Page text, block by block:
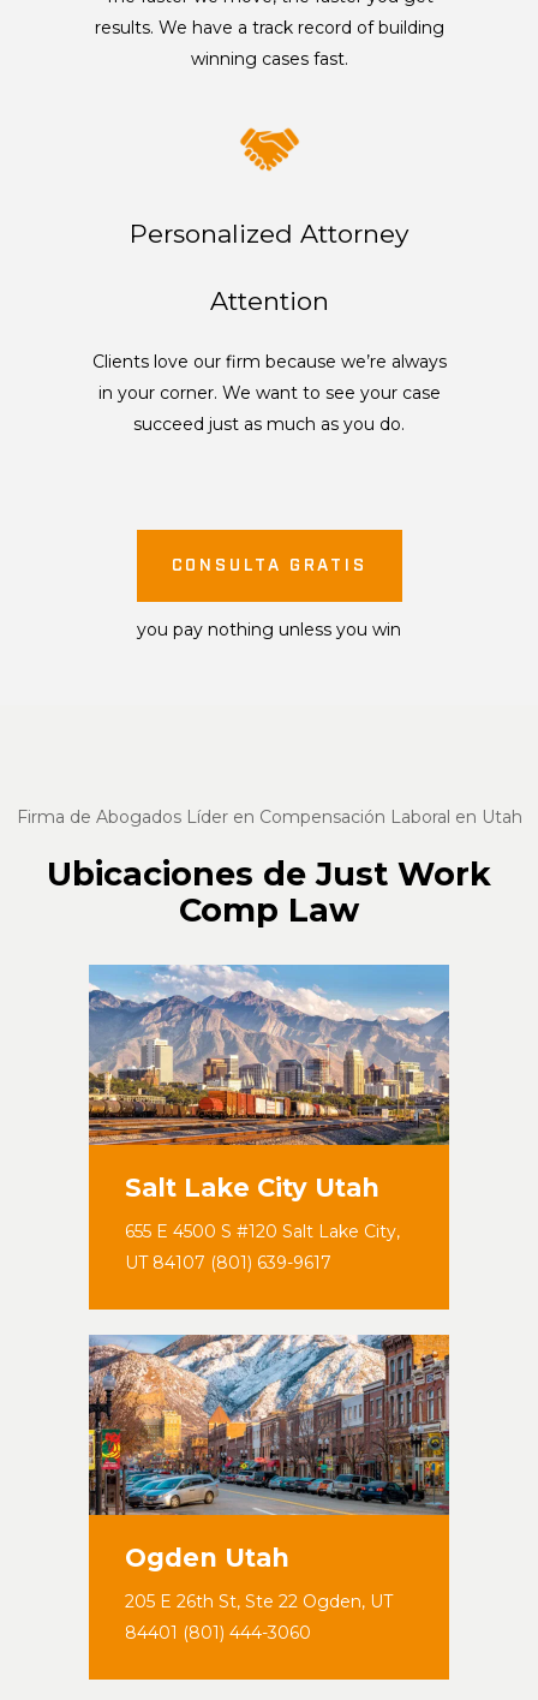
results. We have a track record of building
winning cases fast.
Personalized Attorney
Attention
Clients love our firm because we’re always
in your corner. We want to see your case
succeed just as much as you do.
CONSULTA GRATIS
you pay nothing unless you win
Firma de Abogados Líder en Compensación Laboral en Utah
Ubicaciones de Just Work
Comp Law
Salt Lake City Utah
655 E 4500 S #120 Salt Lake City,
UT 84107 (801) 639-9617
Ogden Utah
205 E 26th St, Ste 22 Ogden, UT
84401 (801) 444-3060